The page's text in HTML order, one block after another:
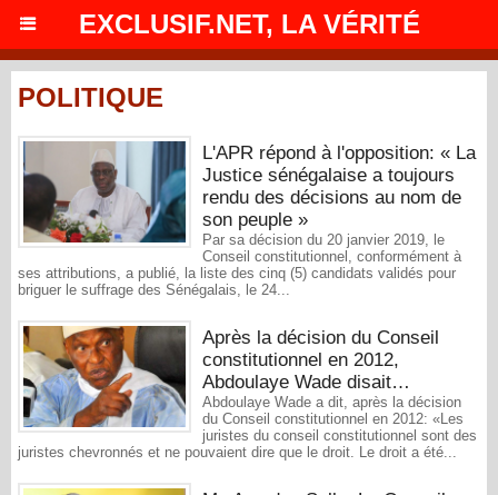
EXCLUSIF.NET, LA VÉRITÉ
POLITIQUE
L'APR répond à l'opposition: « La
Justice sénégalaise a toujours
rendu des décisions au nom de
son peuple »
Par sa décision du 20 janvier 2019, le
Conseil constitutionnel, conformément à
ses attributions, a publié, la liste des cinq (5) candidats validés pour
briguer le suffrage des Sénégalais, le 24...
Après la décision du Conseil
constitutionnel en 2012,
Abdoulaye Wade disait…
Abdoulaye Wade a dit, après la décision
du Conseil constitutionnel en 2012: «Les
juristes du conseil constitutionnel sont des
juristes chevronnés et ne pouvaient dire que le droit. Le droit a été...